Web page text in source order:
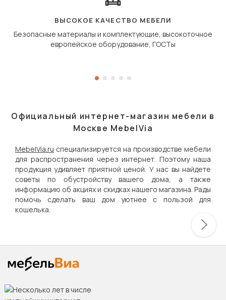
дугообразной
ВЫСОКОЕ КАЧЕСТВО МЕБЕЛИ
Безопасные материалы и комплектующие, высокоточное
европейское оборудование, ГОСТы
Официальный интернет-магазин мебели в
Москве MebelVia
MebelVia.ru специализируется на производстве мебели
для распространения через интернет. Поэтому наша
продукция удивляет приятной ценой. У нас вы найдете
советы по обустройству вашего дома, а также
информацию об акциях и скидках нашего магазина. Рады
помочь сделать ваш дом уютнее с пользой для
кошелька.